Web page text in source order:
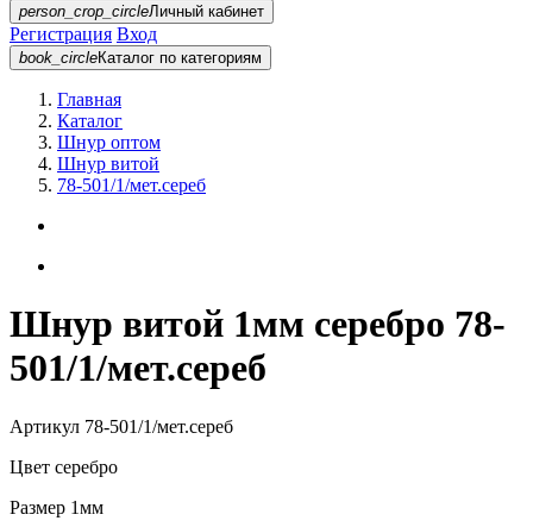
person_crop_circleЛичный кабинет
Регистрация Вход
book_circleКаталог по категориям
Главная
Каталог
Шнур оптом
Шнур витой
78-501/1/мет.сереб
Шнур витой 1мм серебро 78-
501/1/мет.сереб
Артикул 78-501/1/мет.сереб
Цвет серебро
Размер 1мм